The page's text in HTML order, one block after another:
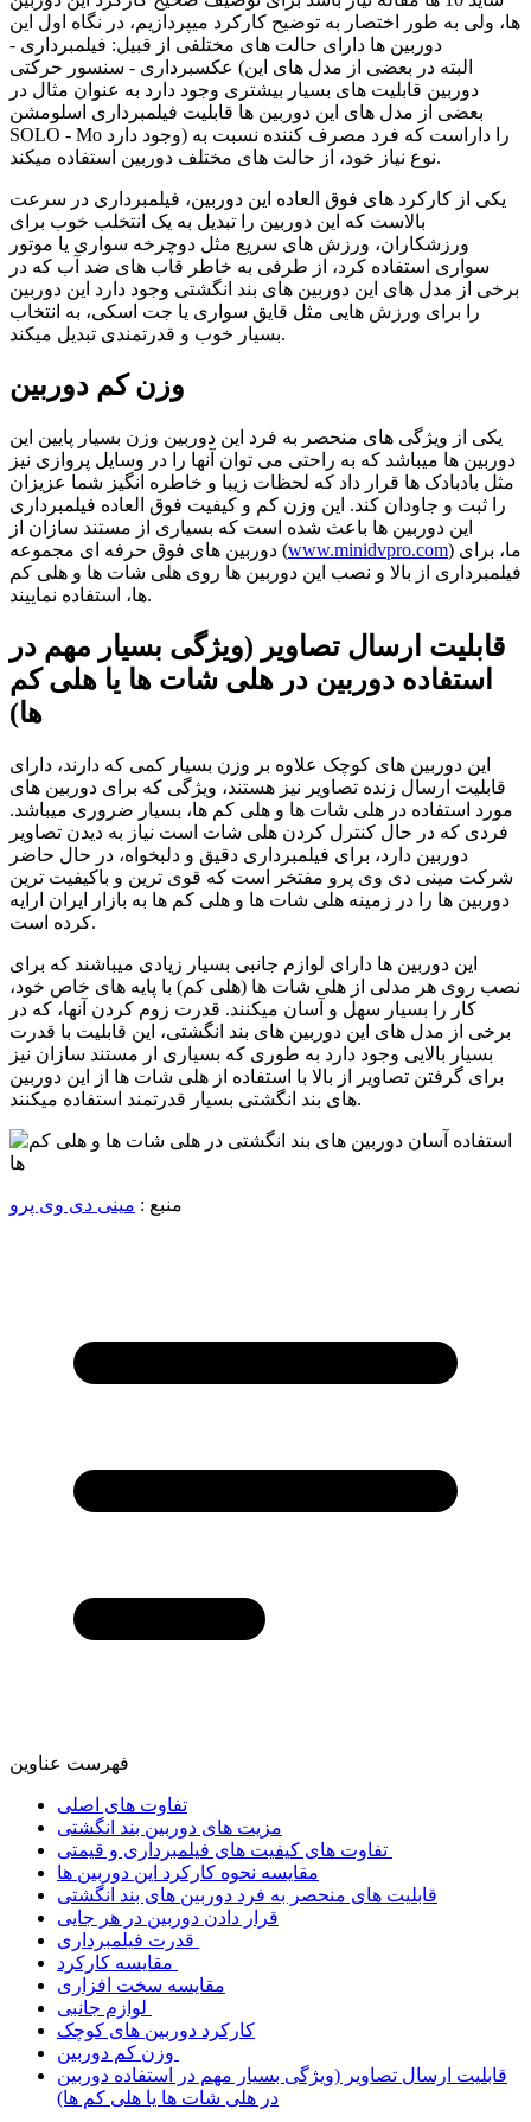
ها، ولی به طور اختصار به توضیح کارکرد میپردازیم، در نگاه اول این
دوربین ها دارای حالت های مختلفی از قبیل: فیلمبرداری -
عکسبرداری - سنسور حرکتی (البته در بعضی از مدل های این
دوربین قابلیت های بسیار بیشتری وجود دارد به عنوان مثال در
بعضی از مدل های این دوربین ها قابلیت فیلمبرداری اسلومشن
SOLO - Mo وجود دارد) را داراست که فرد مصرف کننده نسبت به
نوع نیاز خود، از حالت های مختلف دوربین استفاده میکند.
یکی از کارکرد های فوق العاده این دوربین، فیلمبرداری در سرعت
بالاست که این دوربین را تبدیل به یک انتخلب خوب برای
ورزشکاران، ورزش های سریع مثل دوچرخه سواری یا موتور
سواری استفاده کرد، از طرفی به خاطر قاب های ضد آب که در
برخی از مدل های این دوربین های بند انگشتی وجود دارد این دوربین
را برای ورزش هایی مثل قایق سواری یا جت اسکی، به انتخاب
بسیار خوب و قدرتمندی تبدیل میکند.
یکی از ویژگی های منحصر به فرد این دوربین وزن بسیار پایین این
دوربین ها میباشد که به راحتی می توان آنها را در وسایل پروازی نیز
مثل بادبادک ها قرار داد که لحظات زیبا و خاطره انگیز شما عزیزان
را ثبت و جاودان کند. این وزن کم و کیفیت فوق العاده فیلمبرداری
این دوربین ها باعث شده است که بسیاری از مستند سازان از
دوربین های فوق حرفه ای مجموعه (www.minidvpro.com) ما، برای
فیلمبرداری از بالا و نصب این دوربین ها روی هلی شات ها و هلی کم
ها، استفاده نماییند.
قابلیت ارسال تصاویر (ویژگی بسیار مهم در
استفاده دوربین در هلی شات ها یا هلی کم
ها)
این دوربین های کوچک علاوه بر وزن بسیار کمی که دارند، دارای
قابلیت ارسال زنده تصاویر نیز هستند، ویژگی که برای دوربین های
مورد استفاده در هلی شات ها و هلی کم ها، بسیار ضروری میباشد.
فردی که در حال کنترل کردن هلی شات است نیاز به دیدن تصاویر
دوربین دارد، برای فیلمبرداری دقیق و دلبخواه، در حال حاضر
شرکت مینی دی وی پرو مفتخر است که قوی ترین و باکیفیت ترین
دوربین ها را در زمینه هلی شات ها و هلی کم ها به بازار ایران ارایه
کرده است.
این دوربین ها دارای لوازم جانبی بسیار زیادی میباشند که برای
نصب روی هر مدلی از هلی شات ها (هلی کم) با پایه های خاص خود،
کار را بسیار سهل و آسان میکنند. قدرت زوم کردن آنها، که در
برخی از مدل های این دوربین های بند انگشتی، این قابلیت با قدرت
بسیار بالایی وجود دارد به طوری که بسیاری ار مستند سازان نیز
برای گرفتن تصاویر از بالا با استفاده از هلی شات ها از این دوربین
های بند انگشتی بسیار قدرتمند استفاده میکنند.
منبع : مینی دی وی پرو
فهرست عناوین
تفاوت های اصلی
مزیت های دوربین بند انگشتی
مقایسه نحوه کارکرد این دوربین ها
قابلیت های منحصر به فرد دوربین های بند انگشتی
قرار دادن دوربین در هر جایی
مقایسه سخت افزاری
کارکرد دوربین های کوچک
قابلیت ارسال تصاویر (ویژگی بسیار مهم در استفاده دوربین
در هلی شات ها یا هلی کم ها)